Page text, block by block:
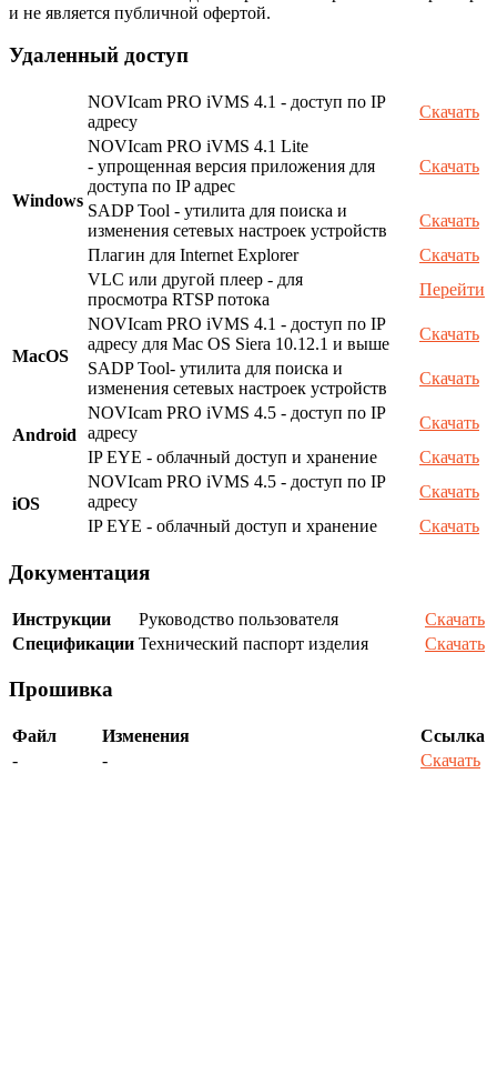
и не является публичной офертой.
Удаленный доступ
Windows
NOVIcam PRO iVMS 4.1 - доступ по IP
адресу
Скачать
NOVIcam PRO iVMS 4.1 Lite
- упрощенная версия приложения для
доступа по IP адрес
Скачать
SADP Tool - утилита для поиска и
изменения сетевых настроек устройств
Скачать
Плагин для Internet Explorer
Скачать
VLC или другой плеер - для
просмотра RTSP потока
Перейти
MacOS
NOVIcam PRO iVMS 4.1 - доступ по IP
адресу для Mac OS Siera 10.12.1 и выше
Скачать
SADP Tool- утилита для поиска и
изменения сетевых настроек устройств
Скачать
Android
NOVIcam PRO iVMS 4.5 - доступ по IP
адресу
Скачать
IP EYE - облачный доступ и хранение
Скачать
iOS
NOVIcam PRO iVMS 4.5 - доступ по IP
адресу
Скачать
IP EYE - облачный доступ и хранение
Скачать
Документация
Инструкции Руководство пользователя
Скачать
Спецификации Технический паспорт изделия Скачать
Прошивка
Файл Изменения
Ссылка
-
- Скачать